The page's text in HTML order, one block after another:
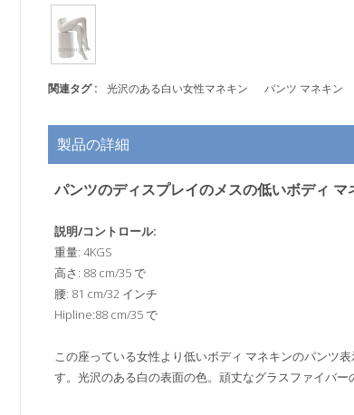
関連タグ : 光沢のある白い女性マネキン パンツ マネキン
製品の詳細
パンツのディスプレイのメスの低いボディ マ
説明/コントロール:
重量: 4KGS
高さ: 88 cm/35 で
腰: 81 cm/32 インチ
Hipline:88 cm/35 で
この座っている女性より低いボディ マネキンのパンツ
す。光沢のある白の表面の色。頑丈なグラスファイバー